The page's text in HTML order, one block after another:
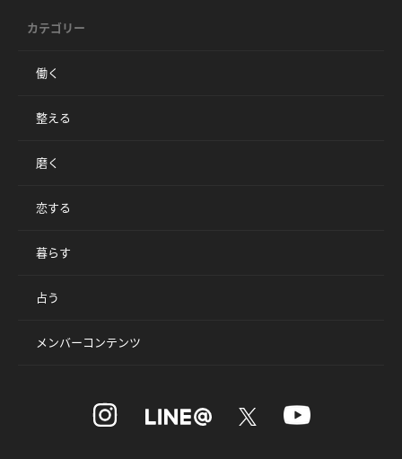
カテゴリー
働く
整える
磨く
恋する
暮らす
占う
メンバーコンテンツ